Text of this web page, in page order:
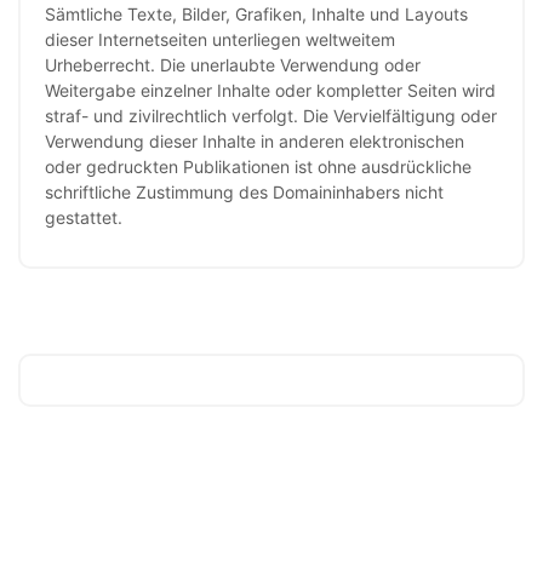
Sämtliche Texte, Bilder, Grafiken, Inhalte und Layouts
dieser Internetseiten unterliegen weltweitem
Urheberrecht. Die unerlaubte Verwendung oder
Weitergabe einzelner Inhalte oder kompletter Seiten wird
straf- und zivilrechtlich verfolgt. Die Vervielfältigung oder
Verwendung dieser Inhalte in anderen elektronischen
oder gedruckten Publikationen ist ohne ausdrückliche
schriftliche Zustimmung des Domaininhabers nicht
gestattet.